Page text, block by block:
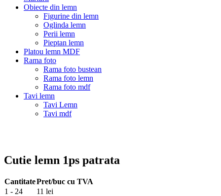
Obiecte din lemn
Figurine din lemn
Oglinda lemn
Perii lemn
Pieptan lemn
Platou lemn MDF
Rama foto
Rama foto bustean
Rama foto lemn
Rama foto mdf
Tavi lemn
Tavi Lemn
Tavi mdf
Cutie lemn 1ps patrata
CantitatePret/buc cu TVA
1 - 24
11 lei